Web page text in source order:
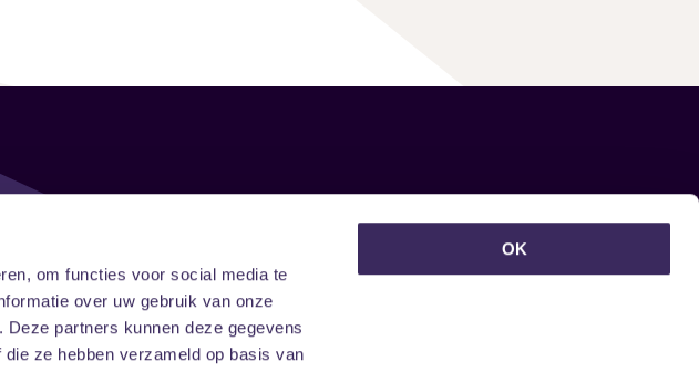
om functies voor social media te
over uw gebruik van onze
partners kunnen deze gegevens
ze hebben verzameld op basis van
OK
Onze nieuwsbrief ontvangen?